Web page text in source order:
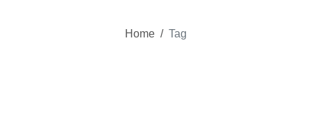
Home / Tag